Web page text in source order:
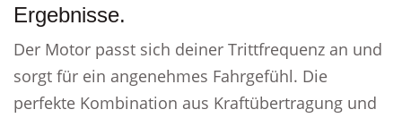
Ergebnisse.
Der Motor passt sich deiner Trittfrequenz an und
sorgt für ein angenehmes Fahrgefühl. Die
perfekte Kombination aus Kraftübertragung und